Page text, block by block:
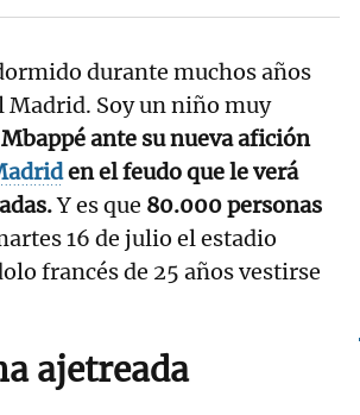
durante muchos años
Madrid. Soy un niño muy
ante su nueva afición
en el feudo que le verá
Y es que 80.000 personas
16 de julio el estadio
francés de 25 años vestirse
ajetreada